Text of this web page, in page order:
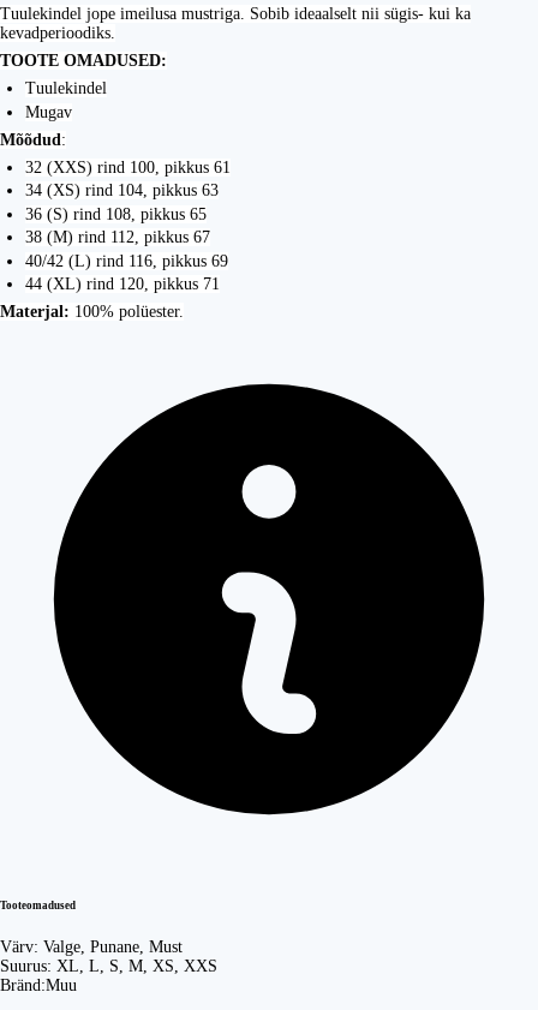
Tuulekindel jope imeilusa mustriga. Sobib ideaalselt nii sügis- kui ka
kevadperioodiks.
TOOTE OMADUSED:
Tuulekindel
Mugav
Mõõdud :
32 (XXS) rind 100, pikkus 61
34 (XS) rind 104, pikkus 63
36 (S) rind 108, pikkus 65
38 (M) rind 112, pikkus 67
40/42 (L) rind 116, pikkus 69
44 (XL) rind 120, pikkus 71
Materjal: 100% polüester.
Tooteomadused
Värv: Valge, Punane, Must
Suurus: XL, L, S, M, XS, XXS
Bränd:Muu